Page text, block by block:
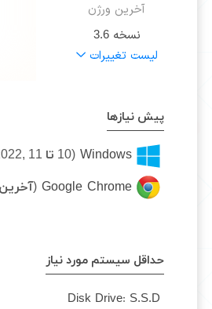
آخرین ورژن
نسخه 3.6
لیست تغییرات
پیش نیازها
Windows (10 تا 11 ,Server 2016-2022)
Google Chrome
حداقل سیستم مورد نیاز
Disk Drive: S.S.D